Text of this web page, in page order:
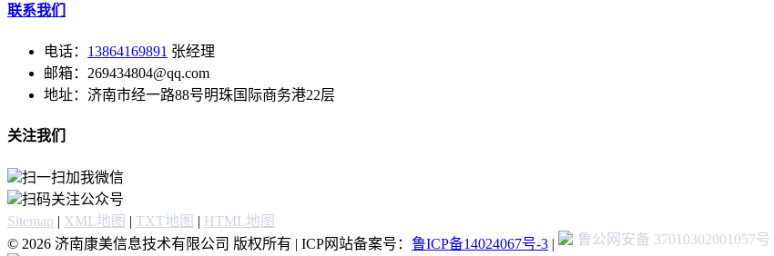
联系我们
电话： 13864169891 张经理
邮箱：269434804@qq.com
地址：济南市经一路88号明珠国际商务港22层
关注我们
扫一扫加我微信
扫码关注公众号
Sitemap | XML地图 | TXT地图 | HTML地图
© 2026 济南康美信息技术有限公司 版权所有 | ICP网站备案号： 鲁ICP备14024067号-3 | 鲁公网安备 37010302001057号